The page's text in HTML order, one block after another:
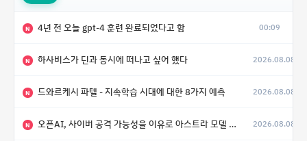
N 4년 전 오늘 gpt-4 훈련 완료되었다고 함 00:09
N 하사비스가 딘과 동시에 떠나고 싶어 했다 2026.08.08
N 드와르케시 파텔 - 지속학습 시대에 대한 8가지 예측 2026.08.08
N 오픈AI, 사이버 공격 가능성을 이유로 아스트라 모델 출시 연기 2026.08.08